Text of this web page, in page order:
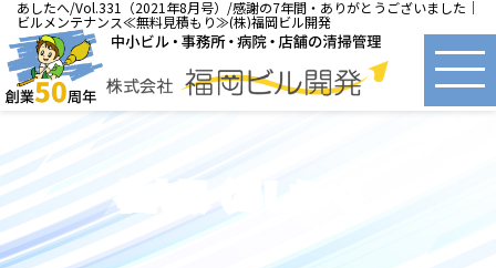
あしたへ/Vol.331（2021年8月号）/感謝の7年間・ありがとうございました｜
ビルメンテナンス≪無料見積もり≫(株)福岡ビル開発